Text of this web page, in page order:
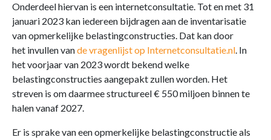
Onderdeel hiervan is een internetconsultatie. Tot en met 31
januari 2023 kan iedereen bijdragen aan de inventarisatie
van opmerkelijke belastingconstructies. Dat kan door
het invullen vande vragenlijst op Internetconsultatie.nl. In
het voorjaar van 2023 wordt bekend welke
belastingconstructies aangepakt zullen worden. Het
streven is om daarmee structureel € 550 miljoen binnen te
halen vanaf 2027.
Er is sprake van een opmerkelijke belastingconstructie als